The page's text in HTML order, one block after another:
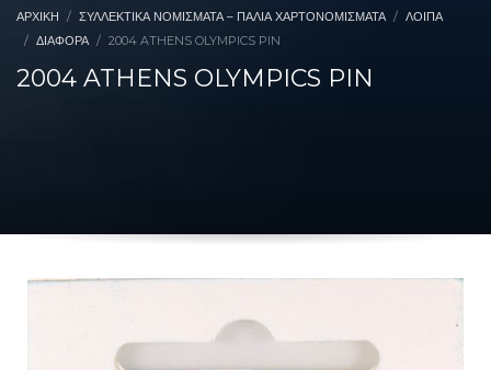
ΑΡΧΙΚΉ ΣΥΛΛΕΚΤΙΚΆ ΝΟΜΊΣΜΑΤΑ – ΠΑΛΙΆ ΧΑΡΤΟΝΟΜΊΣΜΑΤΑ
ΛΟΙΠΑ
ΔΙΆΦΟΡΑ
2004 ATHENS OLYMPICS PIN
2004 ATHENS OLYMPICS PIN